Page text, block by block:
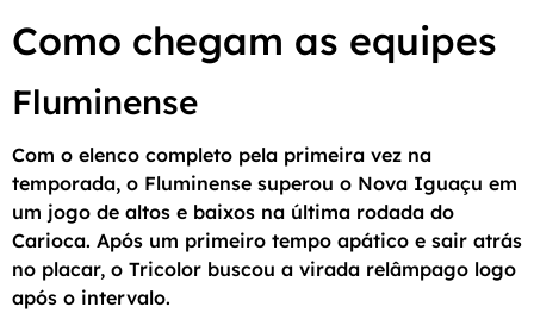
Como chegam as equipes
Fluminense
Com o elenco completo pela primeira vez na
temporada, o Fluminense superou o Nova Iguaçu em
um jogo de altos e baixos na última rodada do
Carioca. Após um primeiro tempo apático e sair atrás
no placar, o Tricolor buscou a virada relâmpago logo
após o intervalo.